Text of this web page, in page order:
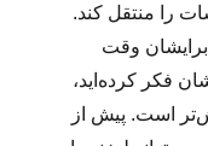
را منتقل کند.
وقت
فکر کرده‌اید،
است. پیش از